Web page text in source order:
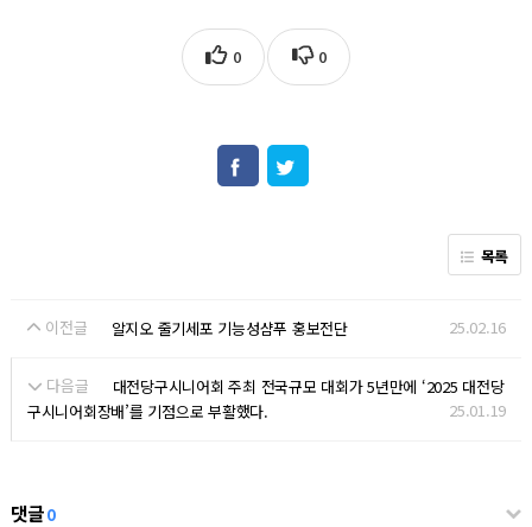
0 0
목록
이전글 알지오 줄기세포 기능성샴푸 홍보전단 25.02.16
다음글
대전당구시니어회 주최 전국규모 대회가 5년만에 ‘2025 대전당
구시니어회장배’를 기점으로 부활했다.
25.01.19
댓글0